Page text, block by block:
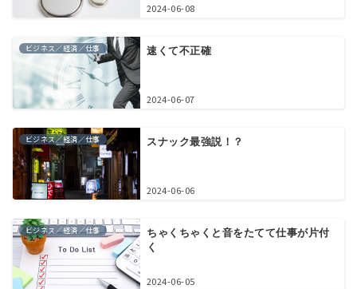
2024-06-08
ビジネス／経済／仕事 速くて不正確
2024-06-07
ビジネス／経済／仕事 スナック最強説！？
2024-06-06
ビジネス／経済／仕事
ちゃくちゃくと音をたてて仕事が片付
く
2024-06-05